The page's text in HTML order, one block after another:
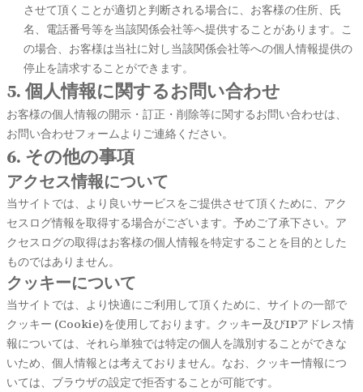
させて頂くことが適切と判断される場合に、お客様の住所、氏
名、電話番号等を当該関係会社等へ提供することがあります。こ
の場合、お客様は当社に対し当該関係会社等への個人情報提供の
停止を請求することができます。
5. 個人情報に関するお問い合わせ
お客様の個人情報の開示・訂正・削除等に関するお問い合わせは、
お問い合わせフォームよりご連絡ください。
6. その他の事項
アクセス情報について
当サイトでは、より良いサービスをご提供させて頂くために、アク
セスログ情報を取得する場合がございます。予めご了承下さい。ア
クセスログの取得はお客様の個人情報を特定することを目的とした
ものではありません。
クッキーについて
当サイトでは、より快適にご利用して頂くために、サイトの一部で
クッキー (Cookie)を使用しております。クッキー及びIPアドレス情
報については、それら単独では特定の個人を識別することができな
いため、個人情報とは考えておりません。なお、クッキー情報につ
いては、ブラウザの設定で拒否することが可能です。